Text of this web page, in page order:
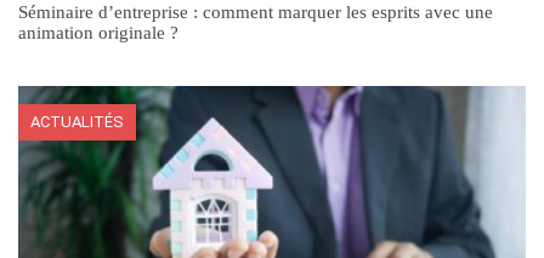
Séminaire d’entreprise : comment marquer les esprits avec une
animation originale ?
ACTUALITÉS